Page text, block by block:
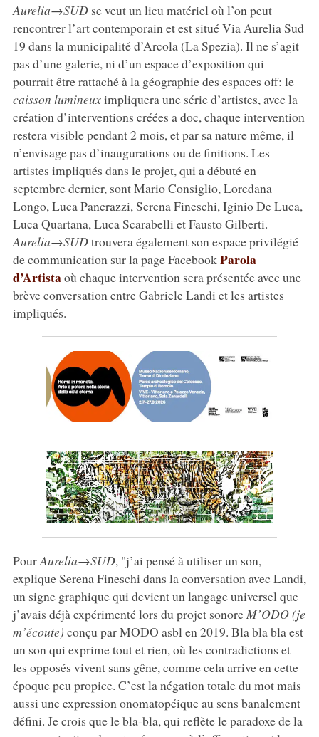
Aurelia→SUDse veut un lieu matériel où l’on peut
rencontrer l’art contemporain et est situé Via Aurelia Sud
19 dans la municipalité d’Arcola (La Spezia). Il ne s’agit
pas d’une galerie, ni d’un espace d’exposition qui
pourrait être rattaché à la géographie des espaces off: le
caisson lumineuximpliquera une série d’artistes, avec la
création d’interventions créées a doc, chaque intervention
restera visible pendant 2 mois, et par sa nature même, il
n’envisage pas d’inaugurations ou de finitions. Les
artistes impliqués dans le projet, qui a débuté en
septembre dernier, sont Mario Consiglio, Loredana
Longo, Luca Pancrazzi, Serena Fineschi, Iginio De Luca,
Luca Quartana, Luca Scarabelli et Fausto Gilberti.
Aurelia→SUDtrouvera également son espace privilégié
de communication sur la page Facebook Parola
d’Artistaoù chaque intervention sera présentée avec une
brève conversation entre Gabriele Landi et les artistes
impliqués.
PourAurelia→SUD, "j’ai pensé à utiliser un son,
explique Serena Fineschi dans la conversation avec Landi,
un signe graphique qui devient un langage universel que
j’avais déjà expérimenté lors du projet sonore M’ODO (je
m’écoute) conçu par MODO asbl en 2019. Bla bla bla est
un son qui exprime tout et rien, où les contradictions et
les opposés vivent sans gêne, comme cela arrive en cette
époque peu propice. C’est la négation totale du mot mais
aussi une expression onomatopéique au sens banalement
défini. Je crois que le bla-bla, qui reflète le paradoxe de la